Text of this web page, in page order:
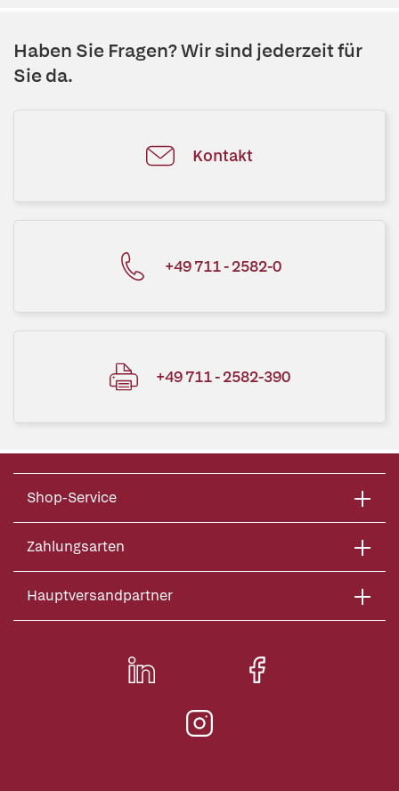
Haben Sie Fragen? Wir sind jederzeit für
Sie da.
Kontakt
+49 711 - 2582-0
+49 711 - 2582-390
Shop-Service
Zahlungsarten
Hauptversandpartner